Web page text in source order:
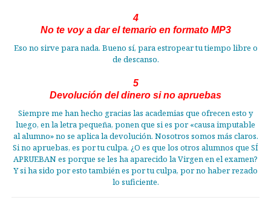
4
No te voy a dar el temario en formato MP3
Eso no sirve para nada. Bueno sí, para estropear tu tiempo libre o
de descanso.
5
Devolución del dinero si no apruebas
Siempre me han hecho gracias las academias que ofrecen esto y
luego, en la letra pequeña, ponen que si es por «causa imputable
al alumno» no se aplica la devolución. Nosotros somos más claros.
Si no apruebas, es por tu culpa. ¿O es que los otros alumnos que SÍ
APRUEBAN es porque se les ha aparecido la Virgen en el examen?
Y si ha sido por esto también es por tu culpa, por no haber rezado
lo suficiente.